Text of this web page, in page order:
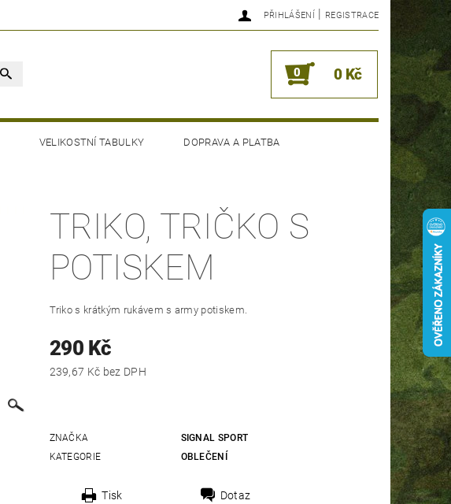
PŘIHLÁŠENÍ | REGISTRACE
0 0 Kč
VELIKOSTNÍ TABULKY DOPRAVA A PLATBA
TRIKO, TRIČKO S
POTISKEM
Triko s krátkým rukávem s army potiskem.
290 Kč
239,67 Kč bez DPH
ZNAČKA
SIGNAL SPORT
KATEGORIE
OBLEČENÍ
Tisk Dotaz